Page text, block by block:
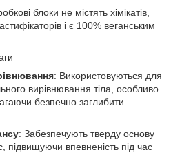
блоки не містять хімікатів,
і є 100% веганським
: Використовуються для
вирівнювання тіла, особливо
безпечно заглибити
: Забезпечують тверду основу
підвищуючи впевненість під час